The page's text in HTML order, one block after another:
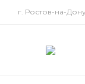
г. Ростов-на-